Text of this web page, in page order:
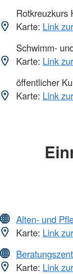
Rotkreuzkurs
Karte: Link
Schwimm-
Karte: Link
öffentlicher
Karte: Link
Alten- und
Karte: Link
Karte: Link